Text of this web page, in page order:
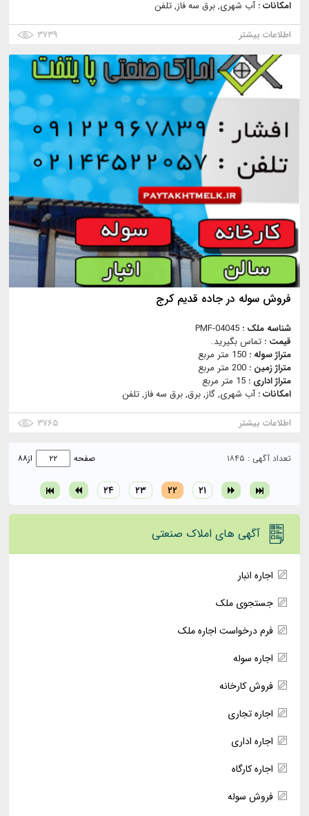
امکانات :آب شهری, برق سه فاز, تلفن
اطلاعات بیشتر
۳۷۳۹
فروش سوله در جاده قدیم کرج
شناسه ملک : PMF-04045
قیمت : تماس بگیرید.
متراژ سوله : 150 متر مربع
متراژ زمین : 200 متر مربع
متراژ اداری : 15 متر مربع
امکانات :آب شهری, گاز, برق, برق سه فاز, تلفن
اطلاعات بیشتر
۳۷۶۵
تعداد آگهی : ۱۸۴۵
۲۱ ۲۲ ۲۳ ۲۴
صفحه از۸۸
آگهی های املاک صنعتی
اجاره انبار
جستجوی ملک
فرم درخواست اجاره ملک
اجاره سوله
فروش کارخانه
اجاره تجاری
اجاره اداری
اجاره کارگاه
فروش سوله